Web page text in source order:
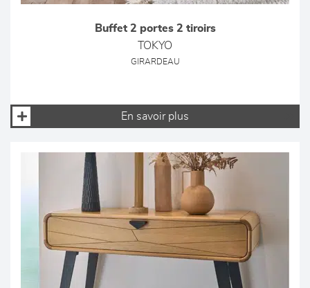
Buffet 2 portes 2 tiroirs
TOKYO
GIRARDEAU
En savoir plus